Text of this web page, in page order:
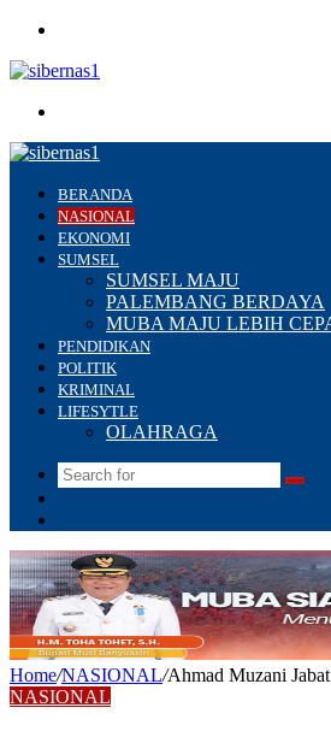
BERANDA
NASIONAL
EKONOMI
SUMSEL
SUMSEL MAJU
PALEMBANG BERDAYA
MUBA MAJU LEBIH
PENDIDIKAN
POLITIK
KRIMINAL
LIFESYTLE
OLAHRAGA
Home/NASIONAL/Ahmad Muzani
NASIONAL